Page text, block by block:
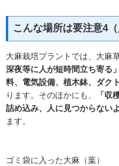
こんな場所は要注意4
大麻栽培プラントでは、大麻
深夜等に人が短時間立ち寄る」
料、電気設備、植木鉢、ダク
ります。そのほかにも、
「収
詰め込み、人に見つからない
ます。
ゴミ袋に入った大麻（葉）